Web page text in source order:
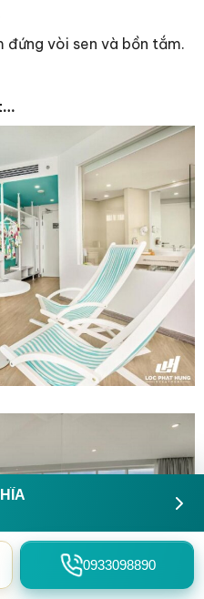
vòi sen và bồn tắm.
0933098890